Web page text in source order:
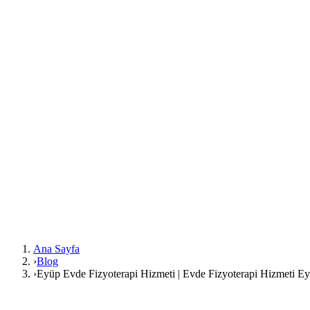
Ana Sayfa
›Blog
›Eyüp Evde Fizyoterapi Hizmeti | Evde Fizyoterapi Hizmeti